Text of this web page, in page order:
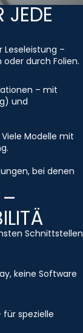
JEDE
Leseleistung –
durch Folien.
– mit
und
Modelle mit
bei denen
Schnittstellen
keine Software
für spezielle